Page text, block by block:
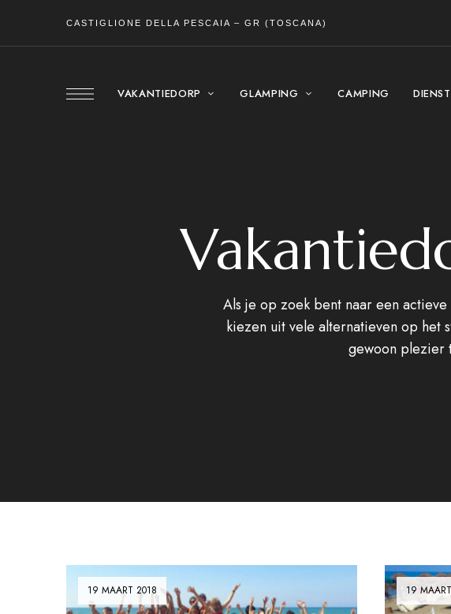
CASTIGLIONE DELLA PESCAIA – GR (TOSCANA)
VAKANTIEDORP GLAMPING CAMPING
Als je op zoek bent naar een
kiezen uit vele alternatieven op het
gewoon plezier
19 MAART 2018 19